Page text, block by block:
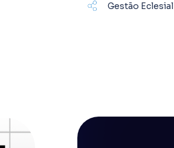
Gestão Eclesial